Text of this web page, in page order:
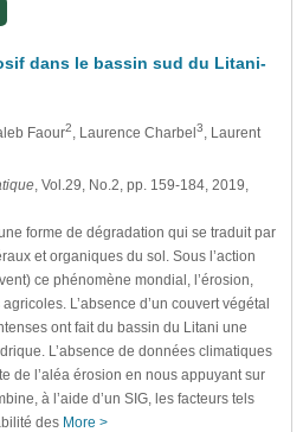
dans le bassin sud du Litani-
Faour2 , Laurence Charbel3
, Laurent
, Vol.29, No.2, pp. 159-184, 2019,
forme de dégradation qui se traduit par
et organiques du sol. Sous l’action
ce phénomène mondial, l’érosion,
L’absence d’un couvert végétal
ont fait du bassin du Litani une
L’absence de données climatiques
de l’aléa érosion en nous appuyant sur
à l’aide d’un SIG, les facteurs tels
des More >